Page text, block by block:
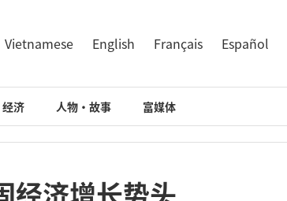
Vietnamese English Français Español
经济 人物·故事 富媒体